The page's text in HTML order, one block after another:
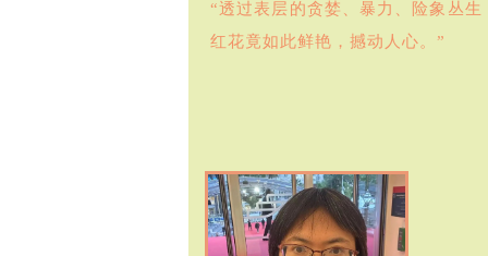
“透过表层的贪婪、暴力、险象丛
红花竟如此鲜艳，撼动人心。”